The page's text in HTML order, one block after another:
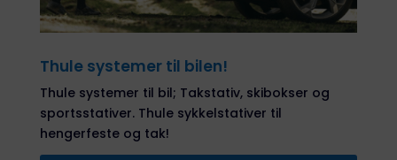
Thule systemer til bilen!
Thule systemer til bil; Takstativ, skibokser og
sportsstativer. Thule sykkelstativer til
hengerfeste og tak!